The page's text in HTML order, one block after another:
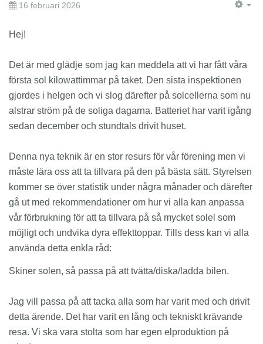
16 februari 2026
Hej!
Det är med glädje som jag kan meddela att vi har fått våra
första sol kilowattimmar på taket. Den sista inspektionen
gjordes i helgen och vi slog därefter på solcellerna som nu
alstrar ström på de soliga dagarna. Batteriet har varit igång
sedan december och stundtals drivit huset.
Denna nya teknik är en stor resurs för vår förening men vi
måste lära oss att ta tillvara på den på bästa sätt. Styrelsen
kommer se över statistik under några månader och därefter
gå ut med rekommendationer om hur vi alla kan anpassa
vår förbrukning för att ta tillvara på så mycket solel som
möjligt och undvika dyra effekttoppar. Tills dess kan vi alla
använda detta enkla råd:
Skiner solen, så passa på att tvätta/diska/ladda bilen.
Jag vill passa på att tacka alla som har varit med och drivit
detta ärende. Det har varit en lång och tekniskt krävande
resa. Vi ska vara stolta som har egen elproduktion på